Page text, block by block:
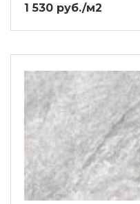
1 530 руб./м2